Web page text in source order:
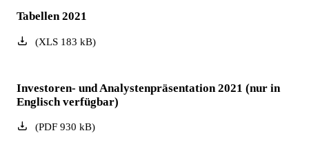
Tabellen 2021
(XLS183 kB)
Investoren- und Analystenpräsentation 2021 (nur in
Englisch verfügbar)
(PDF930 kB)